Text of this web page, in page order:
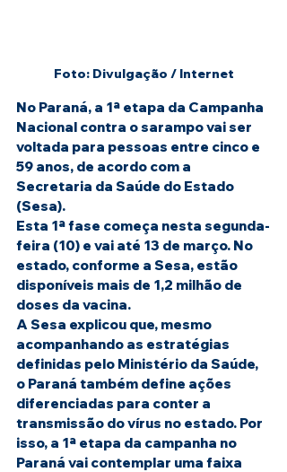
Foto: Divulgação / Internet
No Paraná, a 1ª etapa da Campanha
Nacional contra o sarampo vai ser
voltada para pessoas entre cinco e
59 anos, de acordo com a
Secretaria da Saúde do Estado
(Sesa).
Esta 1ª fase começa nesta segunda-
feira (10) e vai até 13 de março. No
estado, conforme a Sesa, estão
disponíveis mais de 1,2 milhão de
doses da vacina.
A Sesa explicou que, mesmo
acompanhando as estratégias
definidas pelo Ministério da Saúde,
o Paraná também define ações
diferenciadas para conter a
transmissão do vírus no estado. Por
isso, a 1ª etapa da campanha no
Paraná vai contemplar uma faixa